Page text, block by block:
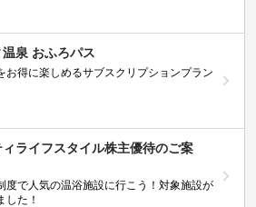
泉 おふろパス
お得に楽しめるサブスクリプションプラン
ィライフスタイル株主優待のご案
度で人気の温浴施設に行こう！対象施設が
した！